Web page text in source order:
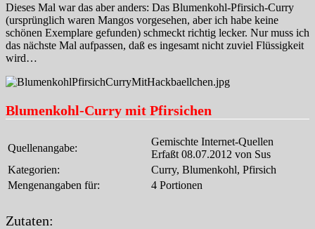
Dieses Mal war das aber anders: Das Blumenkohl-Pfirsich-Curry
(ursprünglich waren Mangos vorgesehen, aber ich habe keine
schönen Exemplare gefunden) schmeckt richtig lecker. Nur muss ich
das nächste Mal aufpassen, daß es ingesamt nicht zuviel Flüssigkeit
wird…
Blumenkohl-Curry mit Pfirsichen
Quellenangabe:
Gemischte Internet-Quellen
Erfaßt 08.07.2012 von Sus
Kategorien:
Curry, Blumenkohl, Pfirsich
Mengenangaben für:
4 Portionen
Zutaten: